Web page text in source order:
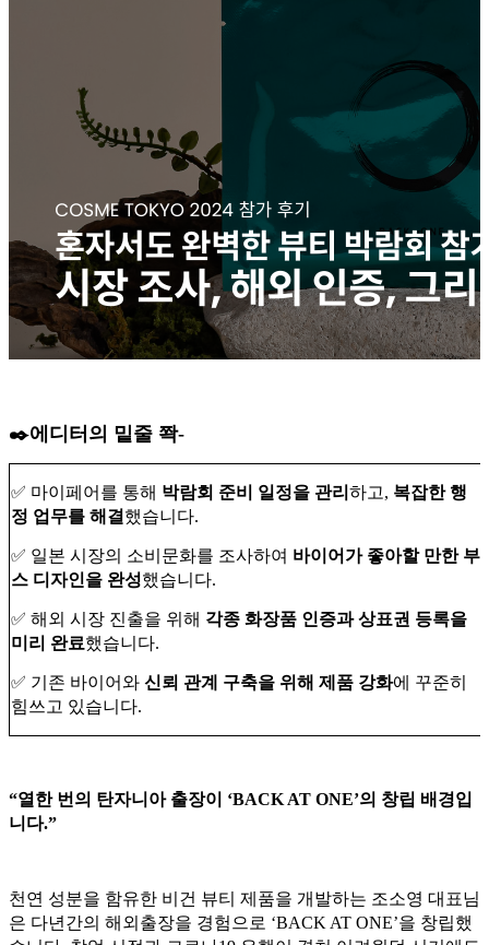
✒️에디터의 밑줄 쫙-
✅ 마이페어를 통해 박람회 준비 일정을 관리 하고, 복잡한 행
정 업무를 해결 했습니다.
✅ 일본 시장의 소비문화를 조사하여 바이어가 좋아할 만한 부
스 디자인을 완성했습니다.
✅ 해외 시장 진출을 위해 각종 화장품 인증과 상표권 등록을
미리 완료했습니다.
✅ 기존 바이어와 신뢰 관계 구축을 위해 제품 강화에 꾸준히
힘쓰고 있습니다.
“열한 번의 탄자니아 출장이 ‘BACK AT ONE’의 창립 배경입
니다.”
천연 성분을 함유한 비건 뷰티 제품을 개발하는 조소영 대표님
은 다년간의 해외출장을 경험으로 ‘BACK AT ONE’을 창립했